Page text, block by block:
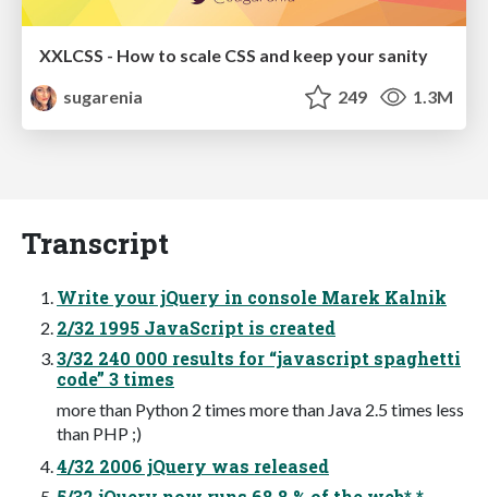
XXLCSS - How to scale CSS and keep your sanity
sugarenia
249 1.3M
Transcript
Write your jQuery in console Marek Kalnik
2/32 1995 JavaScript is created
3/32 240 000 results for “javascript spaghetti
code” 3 times
more than Python 2 times more than Java 2.5 times less
than PHP ;)
4/32 2006 jQuery was released